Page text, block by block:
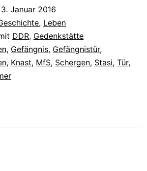
3. Januar 2016
, Leben
DDR, Gedenkstätte
, Gefängnis, Gefängnistür,
, Knast, MfS, Schergen, Stasi, Tür,